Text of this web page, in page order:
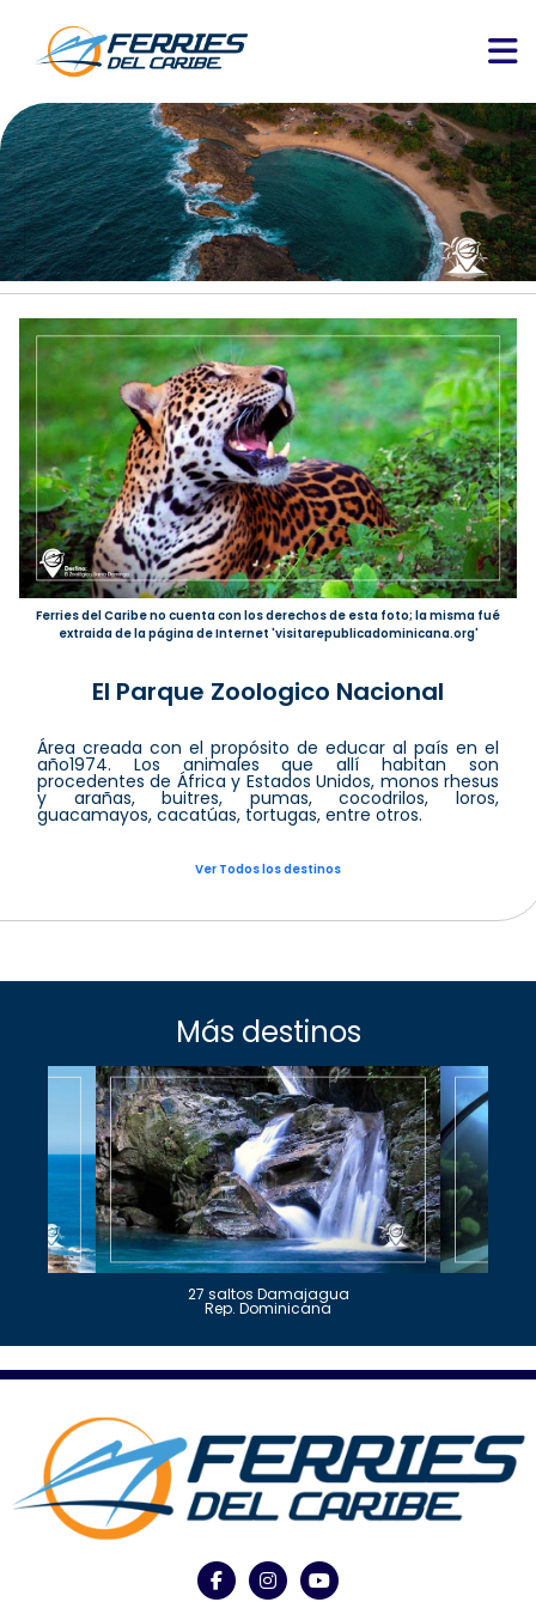
Ferries del Caribe no cuenta con los derechos de esta foto; la misma fué
extraida de la página de Internet 'visitarepublicadominicana.org'
El Parque Zoologico Nacional
Área creada con el propósito de educar al país en el
año1974. Los animales que allí habitan son
procedentes de África y Estados Unidos, monos rhesus
y arañas, buitres, pumas, cocodrilos, loros,
guacamayos, cacatúas, tortugas, entre otros.
Ver Todos los destinos
Más destinos
27 saltos Damajagua
Rep. Dominicana